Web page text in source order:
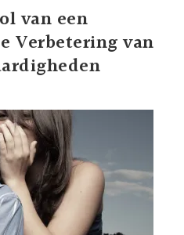
van een
Verbetering van